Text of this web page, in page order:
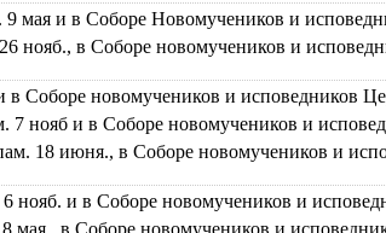
мая и в Соборе Новомучеников и
нояб., в Соборе новомучеников и
Соборе новомучеников и исповедников
нояб и в Соборе новомучеников и
18 июня., в Соборе новомучеников и
и в Соборе новомучеников и
в Соборе новомучеников и